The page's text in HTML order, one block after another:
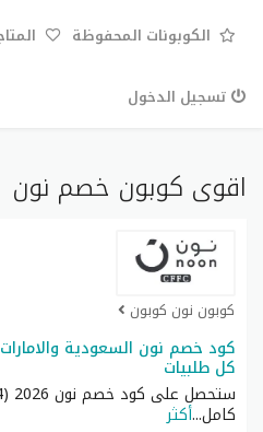
الكوبونات المحفوظة
تسجيل الدخول
اقوى كوبون خصم نون
كوبون نون كوبون
كل طلبيات
كامل...أكثر